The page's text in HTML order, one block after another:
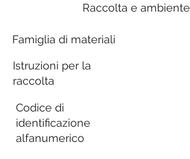
Raccolta e ambiente
Famiglia di materiali
Istruzioni per la
raccolta
Codice di
identificazione
alfanumerico